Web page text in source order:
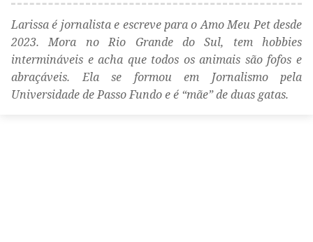
Larissa é jornalista e escreve para o Amo Meu Pet desde
2023. Mora no Rio Grande do Sul, tem hobbies
intermináveis e acha que todos os animais são fofos e
abraçáveis. Ela se formou em Jornalismo pela
Universidade de Passo Fundo e é “mãe” de duas gatas.